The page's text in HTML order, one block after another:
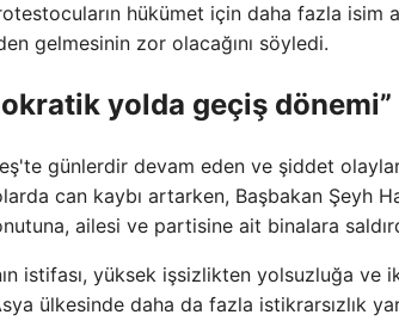
hükümet için daha fazla isim
gelmesinin zor olacağını söyledi.
yolda geçiş dönemi”
günlerdir devam eden ve şiddet
can kaybı artarken, Başbakan Şeyh
ailesi ve partisine ait binalara
istifası, yüksek işsizlikten yolsuzluğa
ülkesinde daha da fazla istikrarsızlık